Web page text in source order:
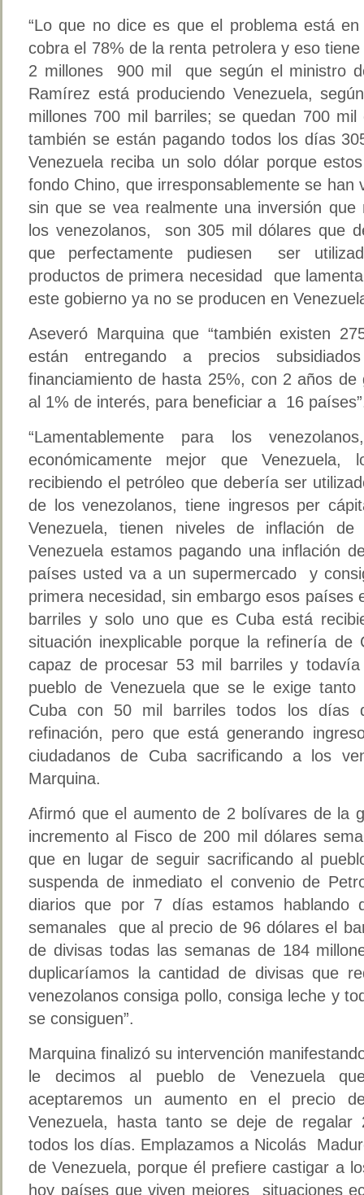
“Lo que no dice es que el problema está
cobra el 78% de la renta petrolera y eso
2 millones 900 mil que según el ministro
Ramírez está produciendo Venezuela,
millones 700 mil barriles; se quedan 700
también se están pagando todos los días
Venezuela reciba un solo dólar porque
fondo Chino, que irresponsablemente se han
sin que se vea realmente una inversión
los venezolanos, son 305 mil dólares que
que perfectamente pudiesen ser
productos de primera necesidad que
este gobierno ya no se producen en
Aseveró Marquina que “también existen
están entregando a precios
financiamiento de hasta 25%, con 2 años
al 1% de interés, para beneficiar a 16
“Lamentablemente para los
económicamente mejor que
recibiendo el petróleo que debería ser
de los venezolanos, tiene ingresos per
Venezuela, tienen niveles de inflación
Venezuela estamos pagando una inflación
países usted va a un supermercado y
primera necesidad, sin embargo esos países
barriles y solo uno que es Cuba está
situación inexplicable porque la refinería de
capaz de procesar 53 mil barriles y
pueblo de Venezuela que se le exige tanto
Cuba con 50 mil barriles todos los días
refinación, pero que está generando
ciudadanos de Cuba sacrificando a los
Marquina.
Afirmó que el aumento de 2 bolívares de la
incremento al Fisco de 200 mil dólares
que en lugar de seguir sacrificando al
suspenda de inmediato el convenio de
diarios que por 7 días estamos hablando
semanales que al precio de 96 dólares el
de divisas todas las semanas de 184
duplicaríamos la cantidad de divisas que
venezolanos consiga pollo, consiga leche y
se consiguen”.
Marquina finalizó su intervención
le decimos al pueblo de Venezuela
aceptaremos un aumento en el precio
Venezuela, hasta tanto se deje de regalar
todos los días. Emplazamos a Nicolás
de Venezuela, porque él prefiere castigar a
hoy países que viven mejores situaciones